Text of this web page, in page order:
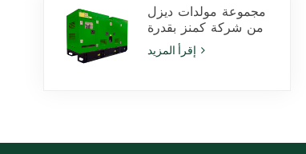
مجموعة مولدات ديزل
من شركة كمنز بقدرة
425 كيلو فولت أمبير،
طراز 6ZTAA13-G2،